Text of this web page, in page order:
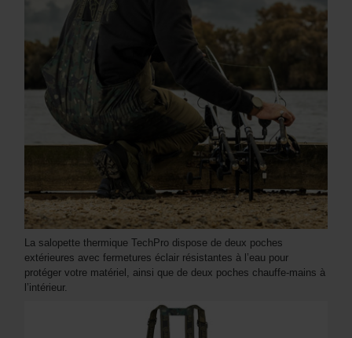
La salopette thermique TechPro dispose de deux poches
extérieures avec fermetures éclair résistantes à l’eau pour
protéger votre matériel, ainsi que de deux poches chauffe-mains à
l’intérieur.